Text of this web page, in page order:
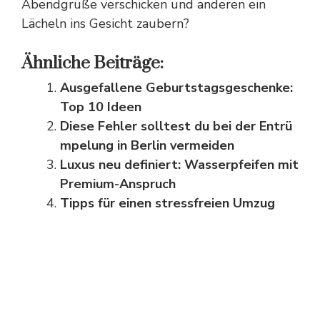
Abendgrüße verschicken und anderen ein
Lächeln ins Gesicht zaubern?
Ähnliche Beiträge:
Ausgefallene Geburtstagsgeschenke:
Top 10 Ideen
Diese Fehler solltest du bei der Entrü
mpelung in Berlin vermeiden
Luxus neu definiert: Wasserpfeifen mit
Premium-Anspruch
Tipps für einen stressfreien Umzug